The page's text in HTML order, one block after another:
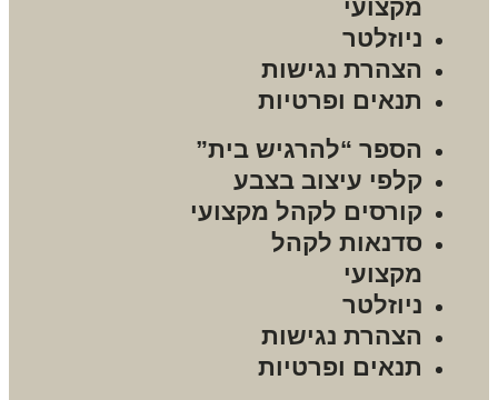
מקצועי
ניוזלטר
הצהרת נגישות
תנאים ופרטיות
הספר “להרגיש בית”
קלפי עיצוב בצבע
קורסים לקהל מקצועי
סדנאות לקהל
מקצועי
ניוזלטר
הצהרת נגישות
תנאים ופרטיות